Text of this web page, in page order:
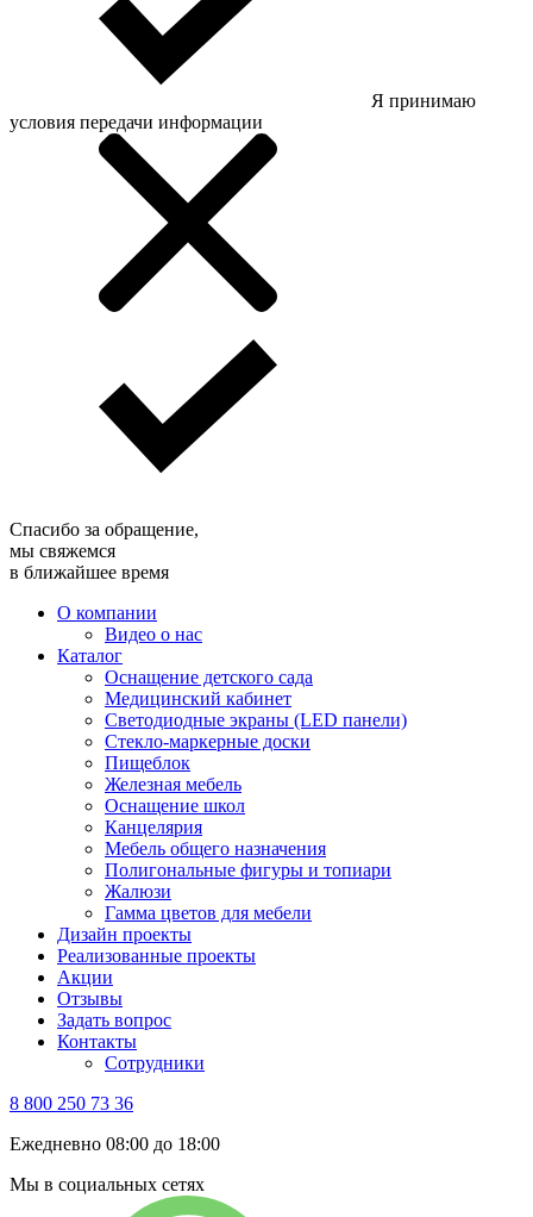
Я принимаю
условия передачи информации
Спасибо за обращение,
мы свяжемся
в ближайшее время
О компании
Видео о нас
Каталог
Оснащение детского сада
Медицинский кабинет
Светодиодные экраны (LED панели)
Стекло-маркерные доски
Пищеблок
Железная мебель
Оснащение школ
Канцелярия
Мебель общего назначения
Полигональные фигуры и топиари
Жалюзи
Гамма цветов для мебели
Дизайн проекты
Реализованные проекты
Акции
Отзывы
Задать вопрос
Контакты
Сотрудники
8 800 250 73 36
Ежедневно 08:00 до 18:00
Мы в социальных сетях